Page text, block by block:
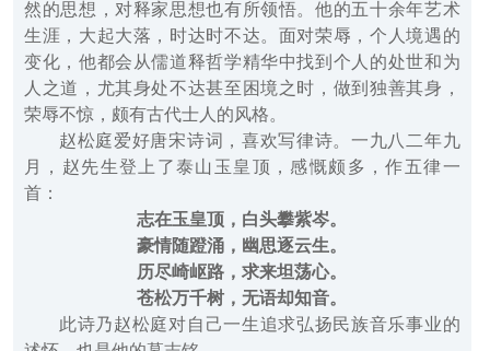
然的思想，对释家思想也有所领悟。他的五十余年艺术
生涯，大起大落，时达时不达。面对荣辱，个人境遇的
变化，他都会从儒道释哲学精华中找到个人的处世和为
人之道，尤其身处不达甚至困境之时，做到独善其身，
荣辱不惊，颇有古代士人的风格。
赵松庭爱好唐宋诗词，喜欢写律诗。一九八二年九
月，赵先生登上了泰山玉皇顶，感慨颇多，作五律一
首：
志在玉皇顶，白头攀紫岑。
豪情随蹬涌，幽思逐云生。
历尽崎岖路，求来坦荡心。
苍松万千树，无语却知音。
此诗乃赵松庭对自己一生追求弘扬民族音乐事业的